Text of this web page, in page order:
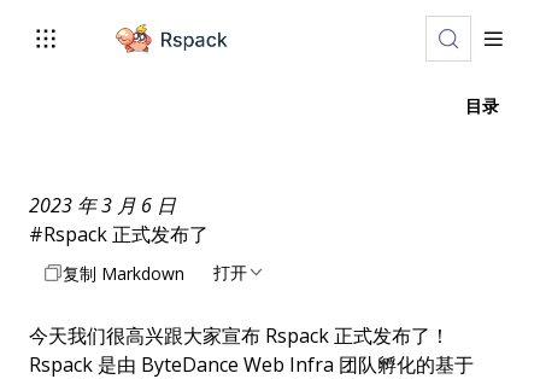
目录
2023 年 3 月 6 日
#Rspack 正式发布了
复制 Markdown 打开
今天我们很高兴跟大家宣布 Rspack 正式发布了！
Rspack 是由 ByteDance Web Infra 团队孵化的基于